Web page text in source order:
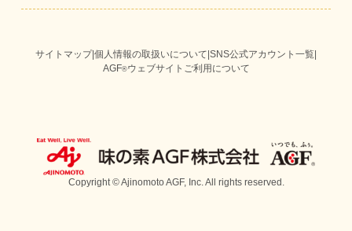
サイトマップ|個人情報の取扱いについて|SNS公式アカウント一覧|
AGF®ウェブサイトご利用について
Copyright © Ajinomoto AGF, Inc. All rights reserved.